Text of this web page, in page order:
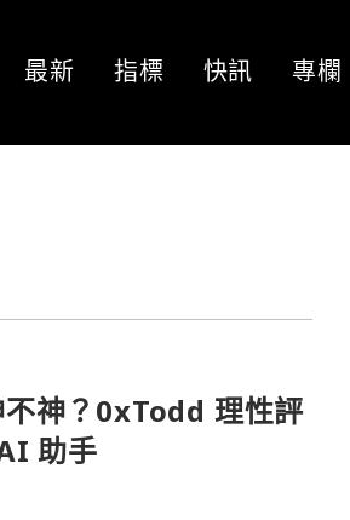
最新 指標 快訊 專欄
神？0xTodd 理性評
助手